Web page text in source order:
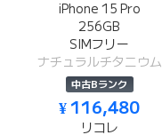
iPhone 15 Pro
256GB
SIMフリー
ナチュラルチタニウム
中古Bランク
¥ 116,480
リコレ